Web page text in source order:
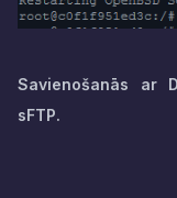
Savienošanās ar
sFTP.